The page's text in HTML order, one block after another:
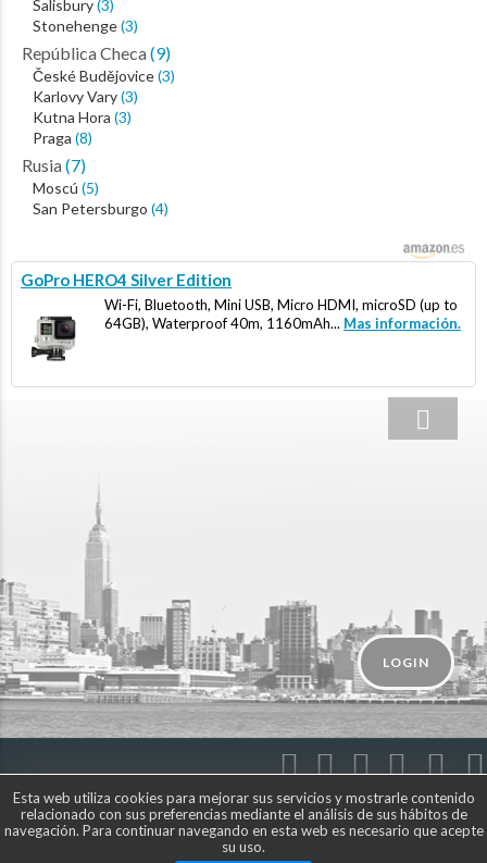
Salisbury(3)
Stonehenge(3)
República Checa(9)
České Budějovice(3)
Karlovy Vary(3)
Kutna Hora (3)
Praga (8)
Rusia(7)
Moscú (5)
San Petersburgo (4)
GoPro HERO4 Silver Edition
Wi-Fi, Bluetooth, Mini USB, Micro HDMI, microSD (up to
64GB), Waterproof 40m, 1160mAh... Mas información.
LOGIN
© Compartetusviajes.com
Esta web utiliza cookies para mejorar sus servicios y mostrarle contenido
relacionado con sus preferencias mediante el análisis de sus hábitos de
navegación. Para continuar navegando en esta web es necesario que acepte
su uso.